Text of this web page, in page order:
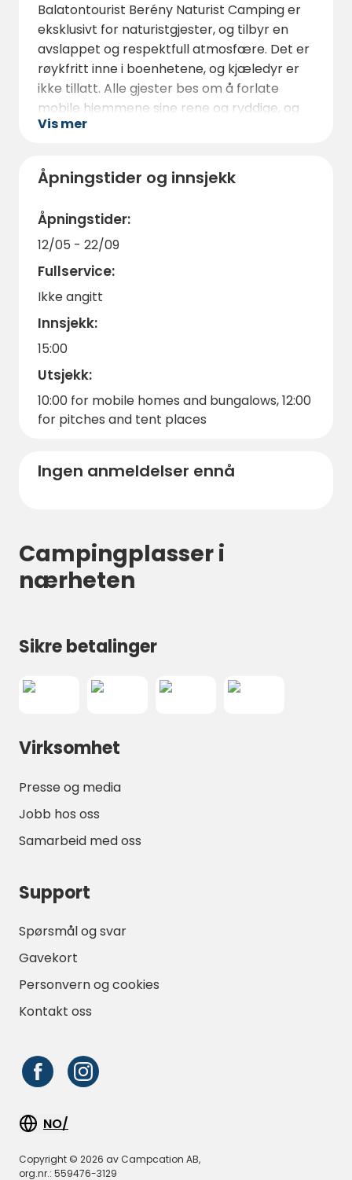
Regionen er et paradis for syklister,
naturelskere og innsjøeventyrere, med
båthavner og SUP-utleie tilgjengelig i
nærheten. Enten du utforsker de
omkringliggende vinmarkene eller bare
nyter en fredelig solnedgang ved sivet, vil du
finne mye å se og gjøre.
Balatontourist Berény Naturist Camping er
eksklusivt for naturistgjester, og tilbyr en
avslappet og respektfull atmosfære. Det er
røykfritt inne i boenhetene, og kjæledyr er
ikke tillatt. Alle gjester bes om å forlate
mobile hjemmene sine rene og ryddige, og
kaste avfallet på riktig måte.
overnattingsstedet eller i nærheten.
inkludert, og skiftes ukentlig.
Kom og nyt en naturistferie i et av Europas
roligste og mest naturskjønne områder ved
innsjøen – Balatontourist Berény Naturist
Camping tilbyr komfort, privatliv og natur i
perfekt harmoni.
Vis mer
Åpningstider og innsjekk
Åpningstider:
12/05 - 22/09
Fullservice:
Ikke angitt
Innsjekk:
15:00
Utsjekk:
10:00 for mobile homes and bungalows, 12:00
for pitches and tent places
Ingen anmeldelser ennå
Campingplasser i
nærheten
Sikre betalinger
Virksomhet
Presse og media
Jobb hos oss
Samarbeid med oss
Support
Spørsmål og svar
Gavekort
Personvern og cookies
Kontakt oss
NO/
Copyright © 2026 av Campcation AB,
org.nr.: 559476-3129